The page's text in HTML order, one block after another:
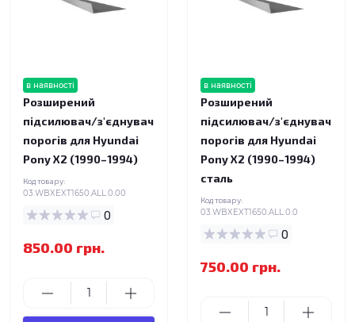
в наявності
Розширений
підсилювач/з'єднувач
порогів для Hyundai
Pony X2 (1990–1994)
Код товару:
03.WBXEXT1650.ALL.0.00
0
850.00 грн.
в наявності
Розширений
підсилювач/з'єднувач
порогів для Hyundai
Pony X2 (1990–1994)
сталь
Код товару:
03.WBXEXT1650.ALL.0.0
0
750.00 грн.